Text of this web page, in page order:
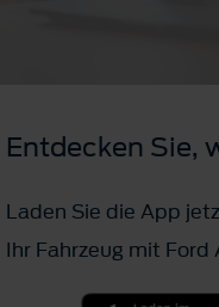
Entdecken Sie,
Laden Sie die App
Ihr Fahrzeug mit Ford